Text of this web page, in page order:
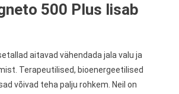
500 Plus lisab
aitavad vähendada jala valu ja
Terapeutilised, bioenergeetilised
võivad teha palju rohkem. Neil on